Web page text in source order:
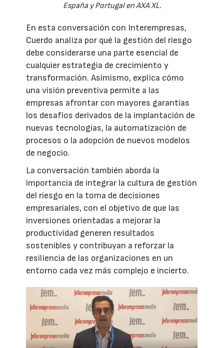
España y Portugal en AXA XL.
En esta conversación con Interempresas,
Cuerdo analiza por qué la gestión del riesgo
debe considerarse una parte esencial de
cualquier estrategia de crecimiento y
transformación. Asimismo, explica cómo
una visión preventiva permite a las
empresas afrontar con mayores garantías
los desafíos derivados de la implantación de
nuevas tecnologías, la automatización de
procesos o la adopción de nuevos modelos
de negocio.
La conversación también aborda la
importancia de integrar la cultura de gestión
del riesgo en la toma de decisiones
empresariales, con el objetivo de que las
inversiones orientadas a mejorar la
productividad generen resultados
sostenibles y contribuyan a reforzar la
resiliencia de las organizaciones en un
entorno cada vez más complejo e incierto.